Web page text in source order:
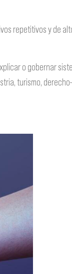
repetitivos y de
o gobernar
turismo,